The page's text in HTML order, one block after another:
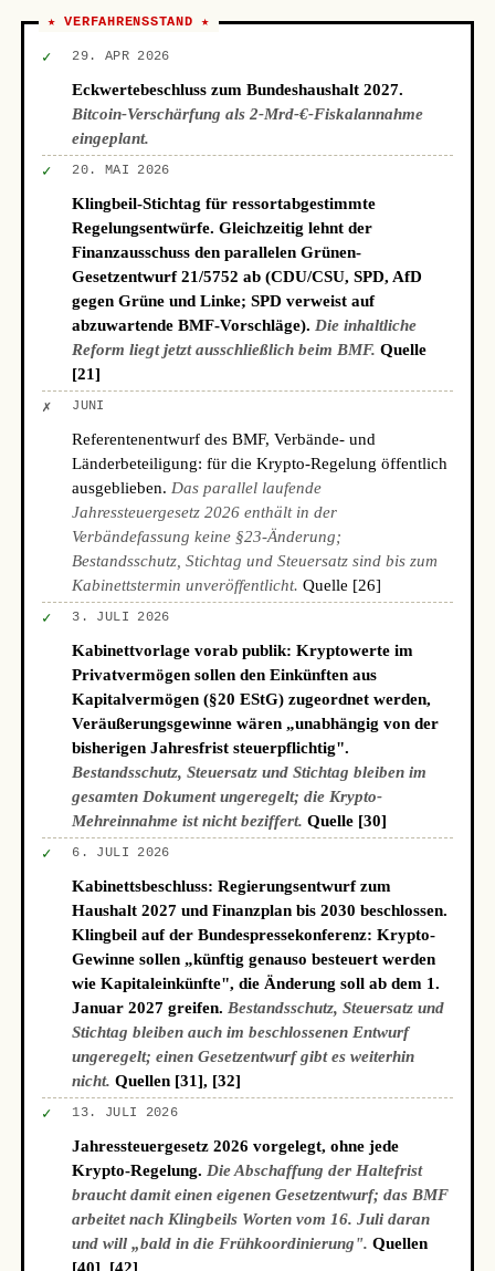
★ VERFAHRENSSTAND ★
✓ 29. APR 2026
Eckwertebeschluss zum Bundeshaushalt 2027.
Bitcoin-Verschärfung als 2-Mrd-€-Fiskalannahme
eingeplant.
✓ 20. MAI 2026
Klingbeil-Stichtag für ressortabgestimmte
Regelungsentwürfe. Gleichzeitig lehnt der
Finanzausschuss den parallelen Grünen-
Gesetzentwurf 21/5752 ab (CDU/CSU, SPD, AfD
gegen Grüne und Linke; SPD verweist auf
abzuwartende BMF-Vorschläge). Die inhaltliche
Reform liegt jetzt ausschließlich beim BMF. Quelle
[21]
✗ JUNI
Referentenentwurf des BMF, Verbände- und
Länderbeteiligung: für die Krypto-Regelung öffentlich
ausgeblieben. Das parallel laufende
Jahressteuergesetz 2026 enthält in der
Verbändefassung keine §23-Änderung;
Bestandsschutz, Stichtag und Steuersatz sind bis zum
Kabinettstermin unveröffentlicht. Quelle [26]
✓ 3. JULI 2026
Kabinettvorlage vorab publik: Kryptowerte im
Privatvermögen sollen den Einkünften aus
Kapitalvermögen (§20 EStG) zugeordnet werden,
Veräußerungsgewinne wären „unabhängig von der
bisherigen Jahresfrist steuerpflichtig".
Bestandsschutz, Steuersatz und Stichtag bleiben im
gesamten Dokument ungeregelt; die Krypto-
Mehreinnahme ist nicht beziffert. Quelle [30]
✓ 6. JULI 2026
Kabinettsbeschluss: Regierungsentwurf zum
Haushalt 2027 und Finanzplan bis 2030 beschlossen.
Klingbeil auf der Bundespressekonferenz: Krypto-
Gewinne sollen „künftig genauso besteuert werden
wie Kapitaleinkünfte", die Änderung soll ab dem 1.
Januar 2027 greifen. Bestandsschutz, Steuersatz und
Stichtag bleiben auch im beschlossenen Entwurf
ungeregelt; einen Gesetzentwurf gibt es weiterhin
nicht. Quellen [31], [32]
✓ 13. JULI 2026
Jahressteuergesetz 2026 vorgelegt, ohne jede
Krypto-Regelung. Die Abschaffung der Haltefrist
braucht damit einen eigenen Gesetzentwurf; das BMF
arbeitet nach Klingbeils Worten vom 16. Juli daran
und will „bald in die Frühkoordinierung". Quellen